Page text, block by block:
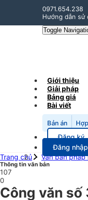
0971.654.238
Hướng dẫn sử
Toggle
Giới thiệu
Giải pháp
Bảng giá
Bài viết
Bản án
Đăng ký
Đăng nhập
Trang chủ
Văn bản pháp
Thông tin văn bản
107
0
Công văn